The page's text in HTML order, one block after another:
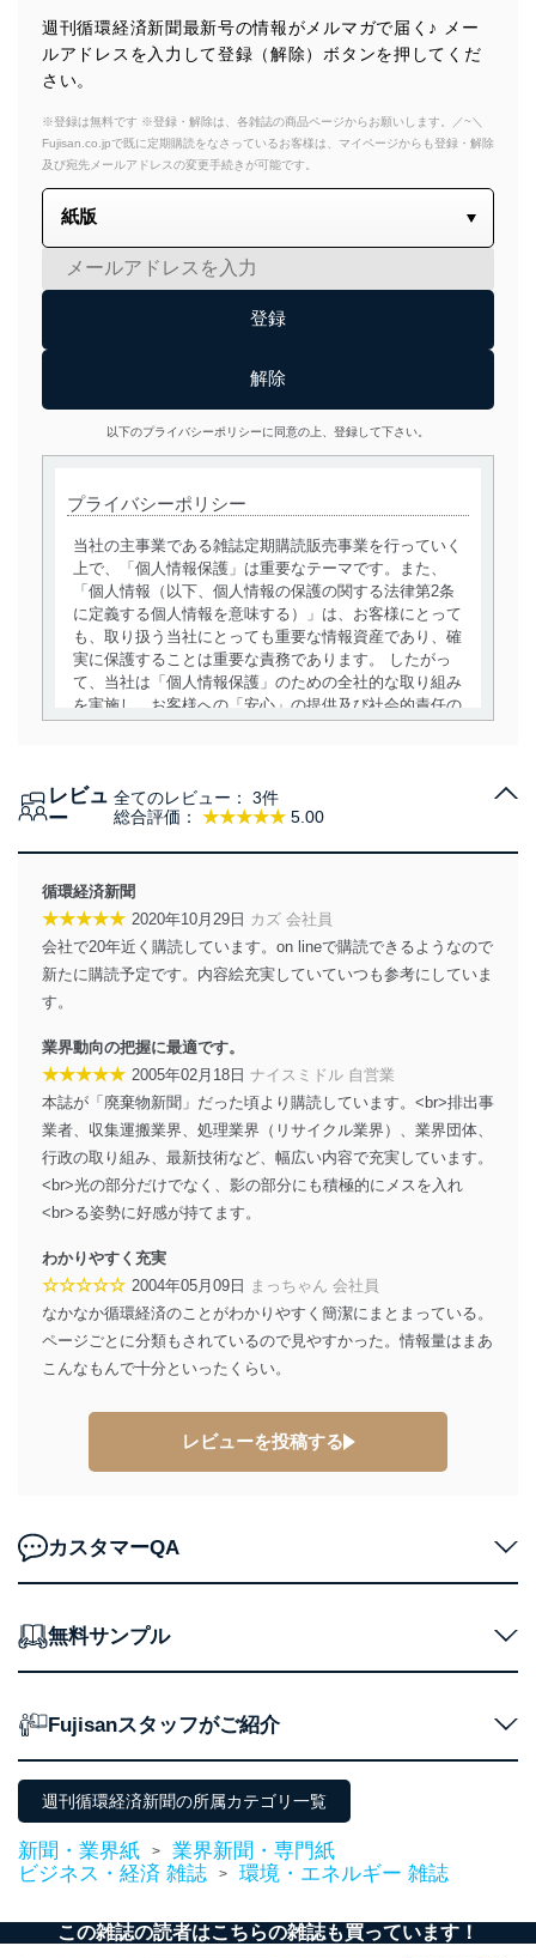
週刊循環経済新聞最新号の情報がメルマガで届く♪ メー
ルアドレスを入力して登録（解除）ボタンを押してくだ
さい。
※登録は無料です ※登録・解除は、各雑誌の商品ページからお願いします。／~＼
Fujisan.co.jpで既に定期購読をなさっているお客様は、マイページからも登録・解除
及び宛先メールアドレスの変更手続きが可能です。
以下のプライバシーポリシーに同意の上、登録して下さい。
プライバシーポリシー
当社の主事業である雑誌定期購読販売事業を行っていく
上で、「個人情報保護」は重要なテーマです。また、
「個人情報（以下、個人情報の保護の関する法律第2条
に定義する個人情報を意味する）」は、お客様にとって
も、取り扱う当社にとっても重要な情報資産であり、確
実に保護することは重要な責務であります。 したがっ
て、当社は「個人情報保護」のための全社的な取り組み
を実施し、お客様への「安心」の提供及び社会的責任の
当社は、個人情報の取得・利用・提供に際して、その利
得・利用・提供を行います。また、当社が保有している
供・開示は行いません。当社においてはこれらの取り組
みを確実にするため、従業者等の教育を徹底してまいり
ます。また、目的外利用を行わないために、適切な管理
法令遵守
当社は、個人情報に関連する法令、国が定める指針及び
その他の規範を遵守します。また、当社の管理の仕組み
に、これらの法令及びその他の規範を常に適合させま
す。
個人情報の安全管理措置
に、下記セキュリティ対策をはじめとする安全対策を実
施し、個人情報の漏えい、滅失またはき損の防止及び是
正に努めます。
アクセス制御
個人データを取り扱うことのできる機器及び当該
の不要なアクセスを防止しています。
アクセス者の識別と認証
機器に標準装備されているユーザー制御機能（ユ
者を識別・認証しています。
外部からの不正アクセス等の防止
システムを最新の状態に保持しています。
送信する場合に、当該ファイルへのパスワードを
個人情報保護マネジメントシステムの継続的改善
じて、個人情報保護マネジメントシステムを継続的に改
レビュ
ー
総合評価： ★★★★★ 5.00
全てのレビュー： 3件
循環経済新聞
★★★★★ 2020年10月29日 カズ 会社員
会社で20年近く購読しています。on lineで購読できるようなので
新たに購読予定です。内容絵充実していていつも参考にしていま
す。
業界動向の把握に最適です。
★★★★★ 2005年02月18日 ナイスミドル 自営業
本誌が「廃棄物新聞」だった頃より購読しています。<br>排出事
業者、収集運搬業界、処理業界（リサイクル業界）、業界団体、
行政の取り組み、最新技術など、幅広い内容で充実しています。
<br>光の部分だけでなく、影の部分にも積極的にメスを入れ
<br>る姿勢に好感が持てます。
わかりやすく充実
☆☆☆☆☆ 2004年05月09日
まっちゃん 会社員
なかなか循環経済のことがわかりやすく簡潔にまとまっている。
ページごとに分類もされているので見やすかった。情報量はまあ
こんなもんで十分といったくらい。
レビューを投稿する
カスタマーQA
無料サンプル
Fujisanスタッフがご紹介
週刊循環経済新聞の所属カテゴリ一覧
新聞・業界紙 >
業界新聞・専門紙
ビジネス・経済 雑誌
> 環境・エネルギー 雑誌
この雑誌の読者はこちらの雑誌も買っています！